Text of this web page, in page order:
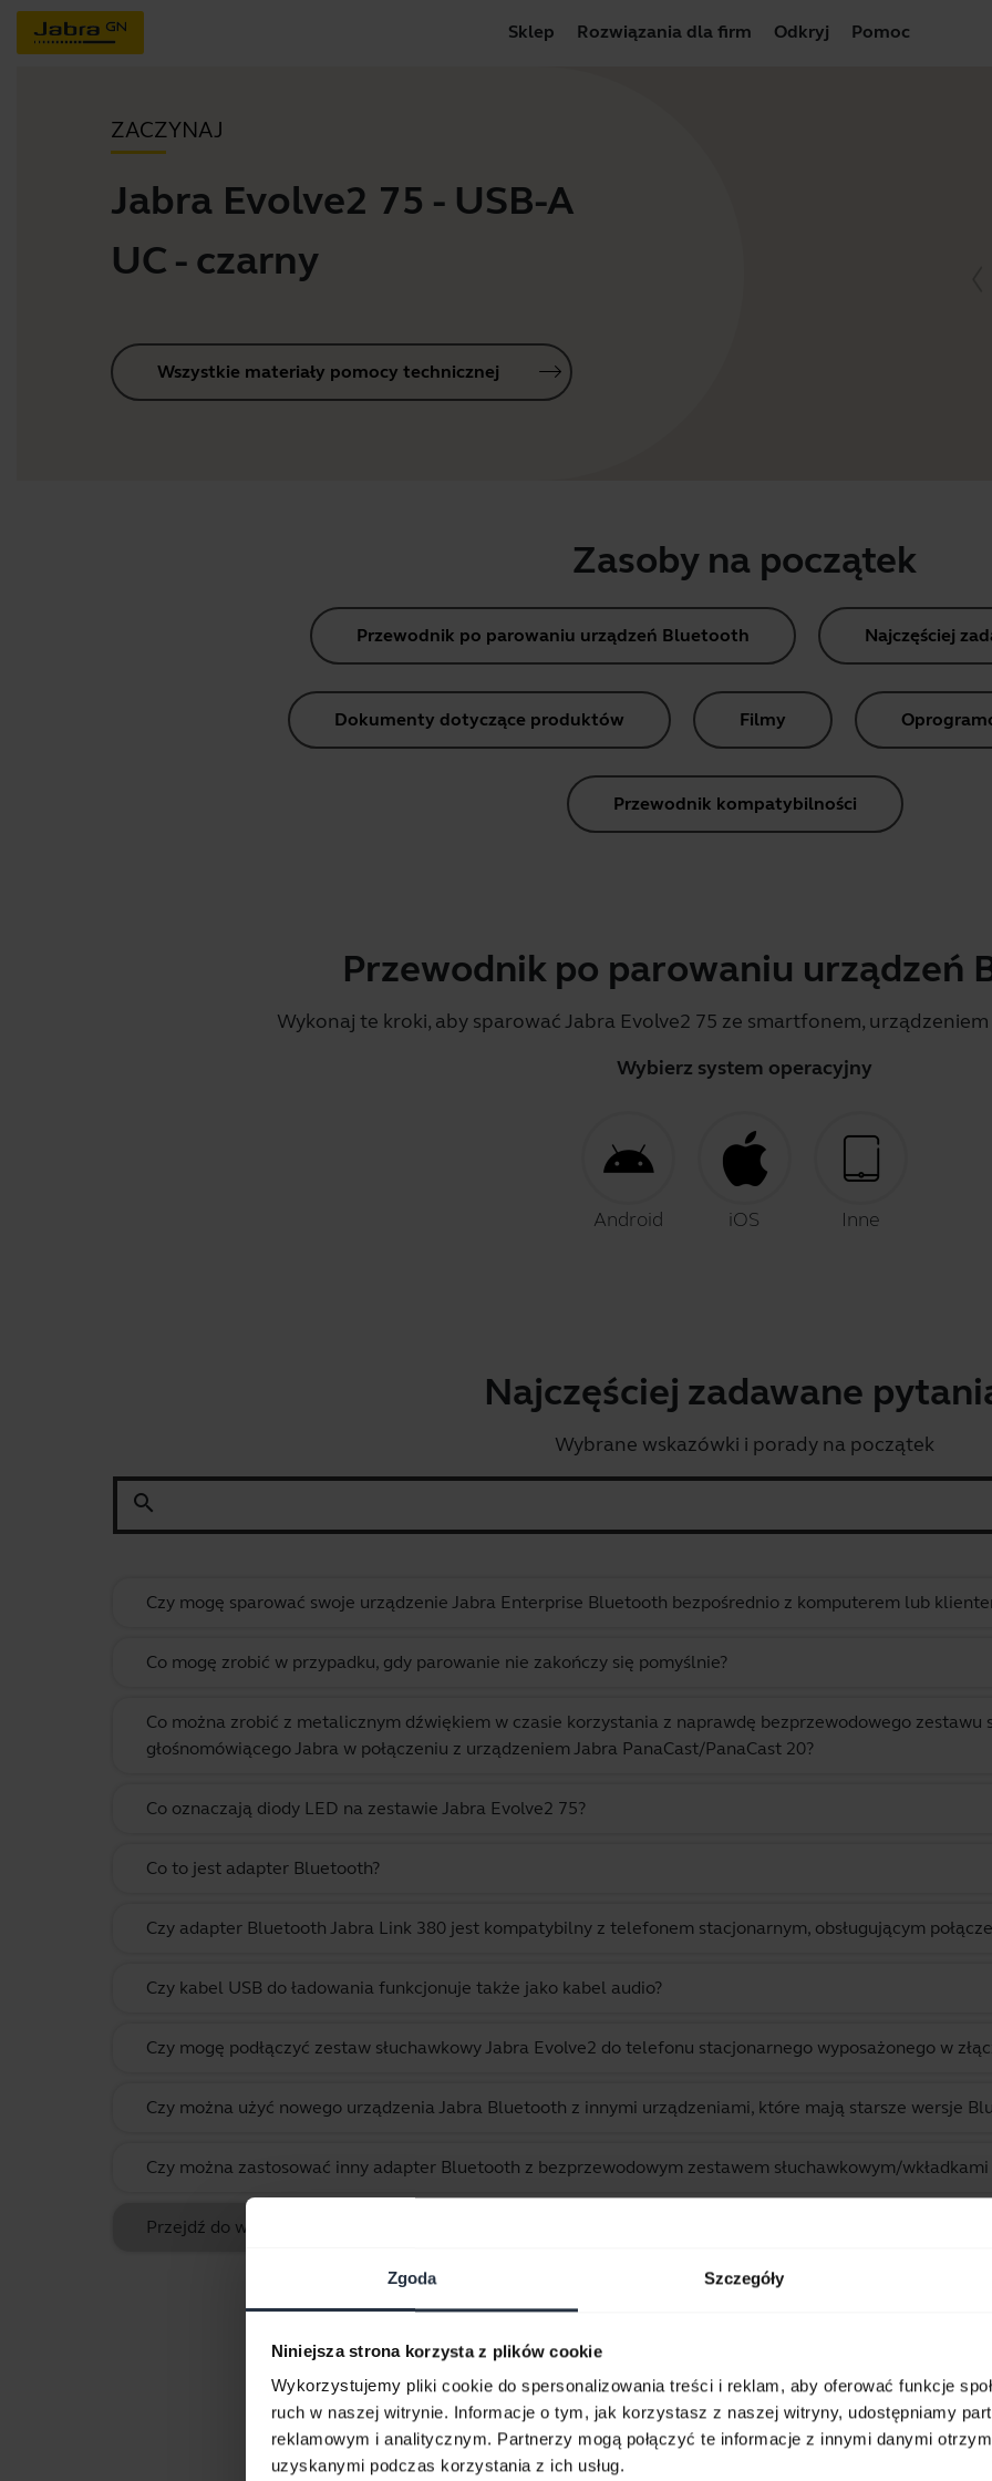
Zgoda Szczegóły
Niniejsza strona korzysta z plików cookie
Wykorzystujemy pliki cookie do spersonalizowania treści i reklam, aby oferować funkcje
ruch w naszej witrynie. Informacje o tym, jak korzystasz z naszej witryny, udostępniamy
reklamowym i analitycznym. Partnerzy mogą połączyć te informacje z innymi danymi
uzyskanymi podczas korzystania z ich usług.
Sklep Rozwiązania dla firm Odkryj Pomoc
ZACZYNAJ
Jabra Evolve2 75 - USB-A
UC - czarny
Wszystkie materiały pomocy technicznej
Zasoby na początek
Przewodnik po parowaniu urządzeń Bluetooth Najczęściej
Dokumenty dotyczące produktów Filmy
Przewodnik kompatybilności
Przewodnik po parowaniu urządzeń
Wykonaj te kroki, aby sparować Jabra Evolve2 75 ze smartfonem,
Wybierz system operacyjny
Android iOS Inne
Najczęściej zadawane
Wybrane wskazówki i porady na początek
search
Czy mogę sparować swoje urządzenie Jabra Enterprise Bluetooth bezpośrednio z komputerem lub
Co mogę zrobić w przypadku, gdy parowanie nie zakończy się pomyślnie?
Co można zrobić z metalicznym dźwiękiem w czasie korzystania z naprawdę bezprzewodowego zestawu
głośnomówiącego Jabra w połączeniu z urządzeniem Jabra PanaCast/PanaCast 20?
Co oznaczają diody LED na zestawie Jabra Evolve2 75?
Co to jest adapter Bluetooth?
Czy adapter Bluetooth Jabra Link 380 jest kompatybilny z telefonem stacjonarnym, obsługującym
Czy kabel USB do ładowania funkcjonuje także jako kabel audio?
Czy mogę podłączyć zestaw słuchawkowy Jabra Evolve2 do telefonu stacjonarnego wyposażonego w
Czy można użyć nowego urządzenia Jabra Bluetooth z innymi urządzeniami, które mają starsze wersje
Czy można zastosować inny adapter Bluetooth z bezprzewodowym zestawem słuchawkowym/
Przejdź do wszystkich często zadawanych pytań dotyczących Jabra Evolve2 75 - USB-A UC - czarny